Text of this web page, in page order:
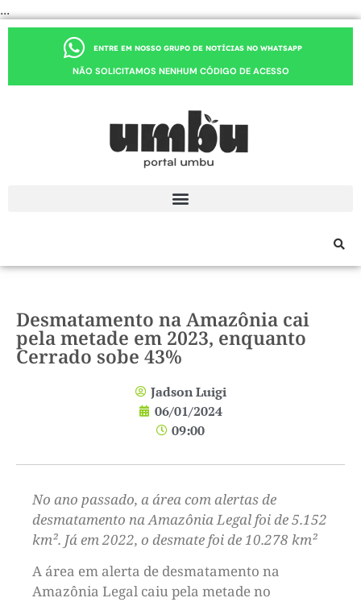
...
ENTRE EM NOSSO GRUPO DE NOTÍCIAS NO WHATSAPP
NÃO SOLICITAMOS NENHUM CÓDIGO DE ACESSO
Desmatamento na Amazônia cai
pela metade em 2023, enquanto
Cerrado sobe 43%
Jadson Luigi
06/01/2024
09:00
No ano passado, a área com alertas de
desmatamento na Amazônia Legal foi de 5.152
km². Já em 2022, o desmate foi de 10.278 km²
A área em alerta de desmatamento na
Amazônia Legal caiu pela metade no